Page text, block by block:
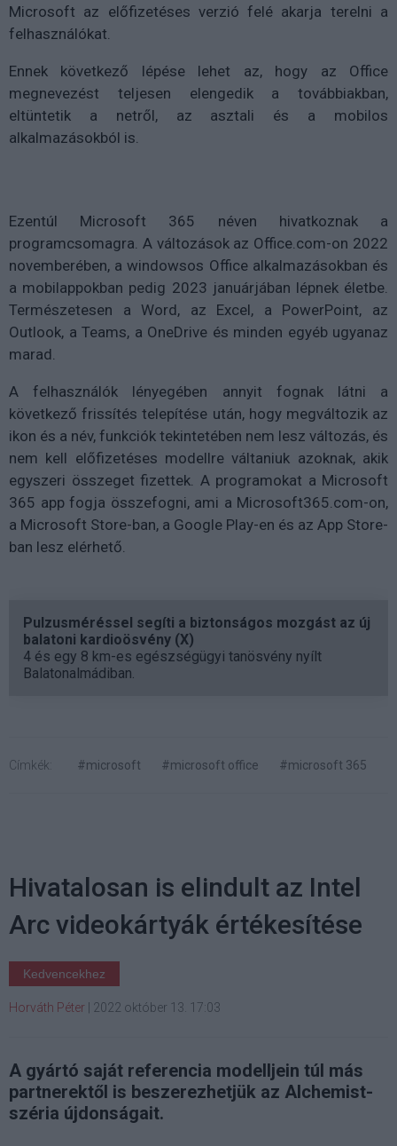
Microsoft az előfizetéses verzió felé akarja terelni a
felhasználókat.
Ennek következő lépése lehet az, hogy az Office
megnevezést teljesen elengedik a továbbiakban,
eltüntetik a netről, az asztali és a mobilos
alkalmazásokból is.
Ezentúl Microsoft 365 néven hivatkoznak a
programcsomagra. A változások az Office.com-on 2022
novemberében, a windowsos Office alkalmazásokban és
a mobilappokban pedig 2023 januárjában lépnek életbe.
Természetesen a Word, az Excel, a PowerPoint, az
Outlook, a Teams, a OneDrive és minden egyéb ugyanaz
marad.
A felhasználók lényegében annyit fognak látni a
következő frissítés telepítése után, hogy megváltozik az
ikon és a név, funkciók tekintetében nem lesz változás, és
nem kell előfizetéses modellre váltaniuk azoknak, akik
egyszeri összeget fizettek. A programokat a Microsoft
365 app fogja összefogni, ami a Microsoft365.com-on,
a Microsoft Store-ban, a Google Play-en és az App Store-
ban lesz elérhető.
Pulzusméréssel segíti a biztonságos mozgást az új
balatoni kardioösvény (X)
4 és egy 8 km-es egészségügyi tanösvény nyílt
Balatonalmádiban.
Címkék: #microsoft #microsoft office #microsoft 365
Hivatalosan is elindult az Intel
Arc videokártyák értékesítése
Kedvencekhez
Horváth Péter 2022 október 13. 17:03
A gyártó saját referencia modelljein túl más
partnerektől is beszerezhetjük az Alchemist-
széria újdonságait.